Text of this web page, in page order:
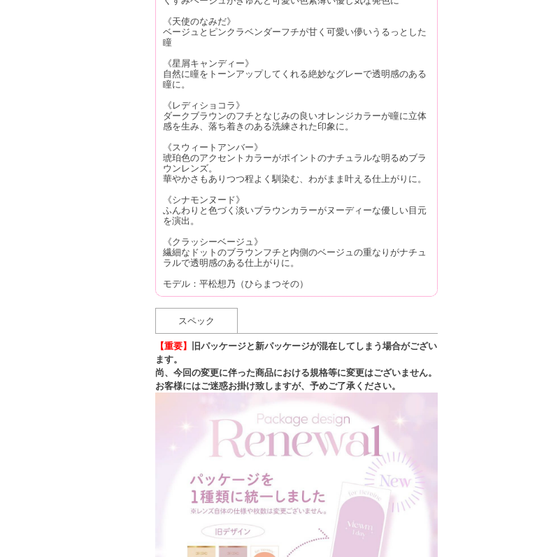
《天使のなみだ》
ベージュとピンクラベンダーフチが甘く可愛い儚いうるっとした
瞳
《星屑キャンディー》
自然に瞳をトーンアップしてくれる絶妙なグレーで透明感のある
瞳に。
《レディショコラ》
ダークブラウンのフチとなじみの良いオレンジカラーが瞳に立体
感を生み、落ち着きのある洗練された印象に。
《スウィートアンバー》
琥珀色のアクセントカラーがポイントのナチュラルな明るめブラ
ウンレンズ。
華やかさもありつつ程よく馴染む、わがまま叶える仕上がりに。
《シナモンヌード》
ふんわりと色づく淡いブラウンカラーがヌーディーな優しい目元
を演出。
《クラッシーベージュ》
繊細なドットのブラウンフチと内側のベージュの重なりがナチュ
ラルで透明感のある仕上がりに。
モデル：平松想乃（ひらまつその）
スペック
【重要】
旧パッケージと新パッケージが混在してしまう場合がござい
ます。
尚、今回の変更に伴った商品における規格等に変更はございません。
お客様にはご迷惑お掛け致しますが、予めご了承ください。